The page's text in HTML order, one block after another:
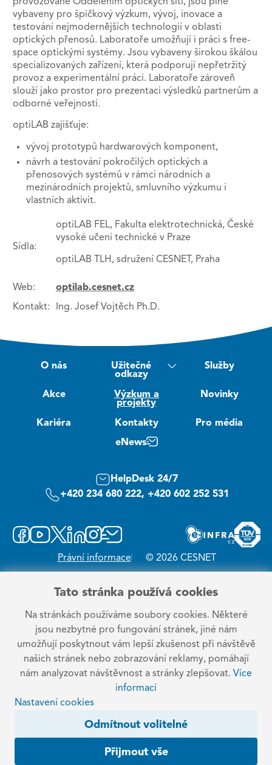
vybaveny pro špičkový výzkum, vývoj, inovace a
testování nejmodernějších technologií v oblasti
optických přenosů. Laboratoře umožňují i práci s free-
space optickými systémy. Jsou vybaveny širokou škálou
specializovaných zařízení, která podporují nepřetržitý
provoz a experimentální práci. Laboratoře zároveň
slouží jako prostor pro prezentaci výsledků partnerům a
odborné veřejnosti.
optiLAB zajišťuje:
vývoj prototypů hardwarových komponent,
návrh a testování pokročilých optických a
přenosových systémů v rámci národních a
mezinárodních projektů, smluvního výzkumu i
vlastních aktivit.
Sídla:
optiLAB FEL, Fakulta elektrotechnická, České
vysoké učení technické v Praze
optiLAB TLH, sdružení CESNET, Praha
Web:
optilab.cesnet.cz
Kontakt:
Ing. Josef Vojtěch Ph.D.
O nás
Užitečné
odkazy
Služby
Akce
Výzkum a
projekty
Novinky
Kariéra Kontakty Pro média
eNews
HelpDesk 24/7
+420 234 680 222, +420 602 252 531
Právní informace © 2026 CESNET
Tato stránka používá cookies
Na stránkách používáme soubory cookies. Některé
jsou nezbytné pro fungování stránek, jiné nám
umožňují poskytnout vám lepší zkušenost při návštěvě
našich stránek nebo zobrazování reklamy, pomáhají
nám analyzovat návštěvnost a stránky zlepšovat. Více
informací
Nastavení cookies
Odmítnout volitelné
Přijmout vše